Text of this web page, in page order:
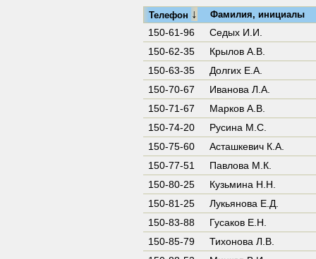
Телефон ↓ Фамилия, инициалы
150-61-96
Седых И.И.
150-62-35
Крылов А.В.
150-63-35
Долгих Е.А.
150-70-67
Иванова Л.А.
150-71-67
Марков А.В.
150-74-20
Русина М.С.
150-75-60
Асташкевич К.А.
150-77-51
Павлова М.К.
150-80-25
Кузьмина Н.Н.
150-81-25
Лукьянова Е.Д.
150-83-88
Гусаков Е.Н.
150-85-79
Тихонова Л.В.